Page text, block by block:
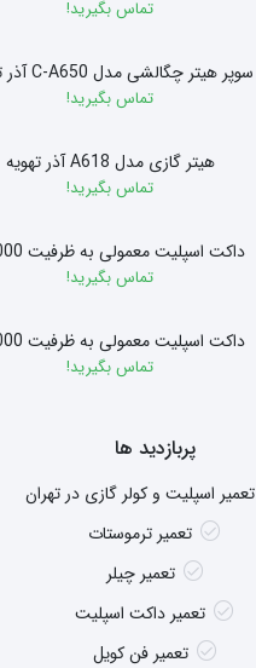
تماس بگیرید!
سوپر هیتر چگالشی مدل C-A650 آذر تهویه
تماس بگیرید!
هیتر گازی مدل A618 آذر تهویه
تماس بگیرید!
داکت اسپلیت معمولی به ظرفیت 60000
تماس بگیرید!
داکت اسپلیت معمولی به ظرفیت 48000
تماس بگیرید!
پربازدید ها
تعمیر اسپلیت و کولر گازی در تهران
تعمیر ترموستات
تعمیر چیلر
تعمیر داکت اسپلیت
تعمیر فن کویل